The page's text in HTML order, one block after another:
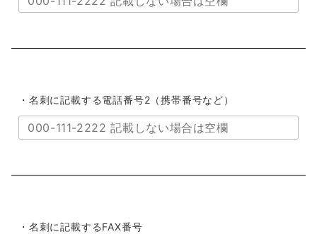
・名刺に記載する電話番号2（携帯番号など）
・名刺に記載するFAX番号